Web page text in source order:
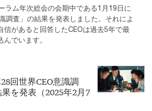
ラム年次総会の会期中である1月19日に
調査」の結果を発表しました。それによ
信があると回答したCEOは過去5年で最
でいます。
回世界CEO意識調
を発表（2025年2月7